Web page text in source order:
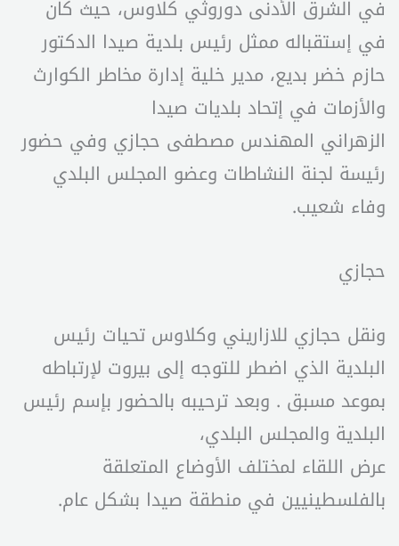
في الشرق الأدنى دوروثي كلاوس، حيث كان
في إستقباله ممثل رئيس بلدية صيدا الدكتور
حازم خضر بديع، مدير خلية إدارة مخاطر الكوارث
والأزمات في إتحاد بلديات صيدا
الزهراني المهندس مصطفى حجازي وفي حضور
رئيسة لجنة النشاطات وعضو المجلس البلدي
وفاء شعيب.
حجازي
ونقل حجازي للازاريني وكلاوس تحيات رئيس
البلدية الذي اضطر للتوجه إلى بيروت لإرتباطه
بموعد مسبق . وبعد ترحيبه بالحضور بإسم رئيس
البلدية والمجلس البلدي،
عرض اللقاء لمختلف الأوضاع المتعلقة
بالفلسطينيين في منطقة صيدا بشكل عام.